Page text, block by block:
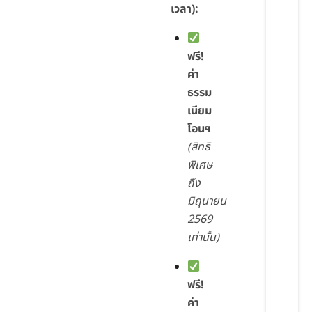
เวลา):
ฟรี!
ค่า
ธรรม
เนียม
โอนฯ
(สิทธิ
พิเศษ
ถึง
มิถุนายน
2569
เท่านั้น)
ฟรี!
ค่า